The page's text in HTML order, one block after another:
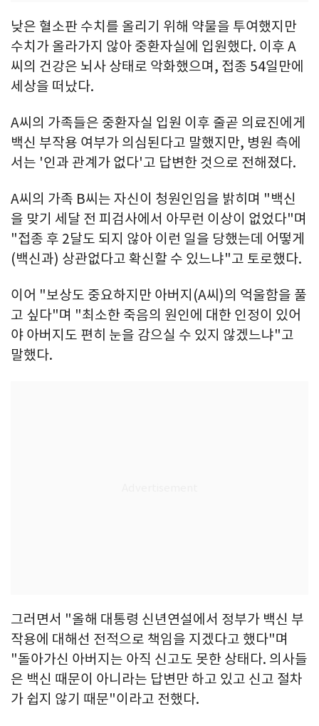
낮은 혈소판 수치를 올리기 위해 약물을 투여했지만
수치가 올라가지 않아 중환자실에 입원했다. 이후 A
씨의 건강은 뇌사 상태로 악화했으며, 접종 54일만에
세상을 떠났다.
A씨의 가족들은 중환자실 입원 이후 줄곧 의료진에게
백신 부작용 여부가 의심된다고 말했지만, 병원 측에
서는 '인과 관계가 없다'고 답변한 것으로 전해졌다.
A씨의 가족 B씨는 자신이 청원인임을 밝히며 "백신
을 맞기 세달 전 피검사에서 아무런 이상이 없었다"며
"접종 후 2달도 되지 않아 이런 일을 당했는데 어떻게
(백신과) 상관없다고 확신할 수 있느냐"고 토로했다.
이어 "보상도 중요하지만 아버지(A씨)의 억울함을 풀
고 싶다"며 "최소한 죽음의 원인에 대한 인정이 있어
야 아버지도 편히 눈을 감으실 수 있지 않겠느냐"고
말했다.
그러면서 "올해 대통령 신년연설에서 정부가 백신 부
작용에 대해선 전적으로 책임을 지겠다고 했다"며
"돌아가신 아버지는 아직 신고도 못한 상태다. 의사들
은 백신 때문이 아니라는 답변만 하고 있고 신고 절차
가 쉽지 않기 때문"이라고 전했다.